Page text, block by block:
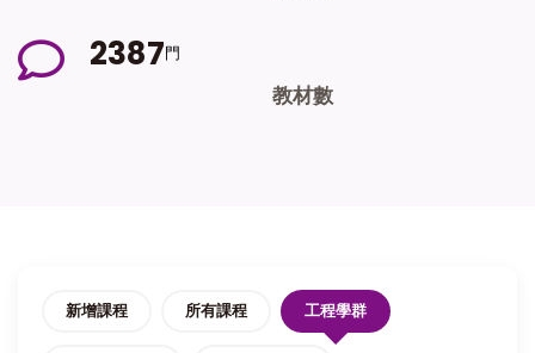
2387門
教材數
新增課程 所有課程 工程學群